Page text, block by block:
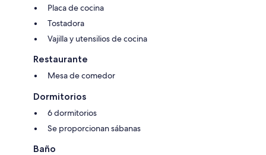
Placa de cocina
Tostadora
Vajilla y utensilios de cocina
Restaurante
Mesa de comedor
Dormitorios
6 dormitorios
Se proporcionan sábanas
Baño